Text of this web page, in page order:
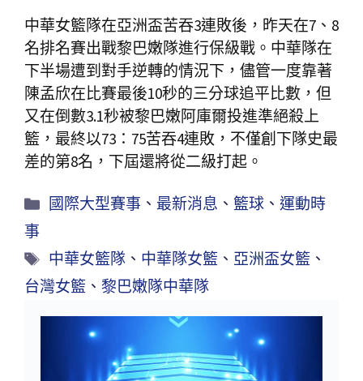
中華女籃隊在亞洲盃苦吞3連敗後，昨天在7、8
名排名賽出戰黎巴嫩隊進行保級戰。中華隊在
下半場遭到對手逆轉的情況下，儘管一度靠著
陳孟欣在比賽最後10秒的三分球追平比數，但
又在倒數3.1秒被黎巴嫩阿庫爾投進準絕殺上
籃，最終以73：75苦吞4連敗，不僅創下隊史最
差的第8名，下屆還將從二級打起。
國際大型賽事 、最新消息 、 籃球 、運動時
事
中華女籃隊 、 中華隊女籃 、 亞洲盃女籃 、
台灣女籃 、 黎巴嫩隊中華隊